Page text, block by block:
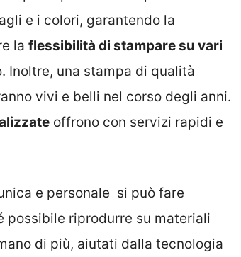
e i colori, garantendo la
la flessibilità di stampare su vari
Inoltre, una stampa di qualità
vivi e belli nel corso degli anni.
offrono con servizi rapidi e
e personale si può fare
possibile riprodurre su materiali
di più, aiutati dalla tecnologia